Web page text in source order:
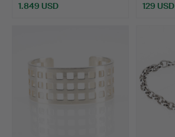
1.849 USD 129 USD